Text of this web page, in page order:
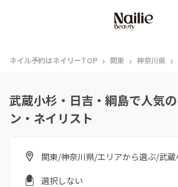
ネイル予約はネイリーTOP › 関東 › 神奈川県 ›
武蔵小杉・日吉・綱島で人気
ン・ネイリスト
関東/神奈川県/エリアから選ぶ/武
選択しない